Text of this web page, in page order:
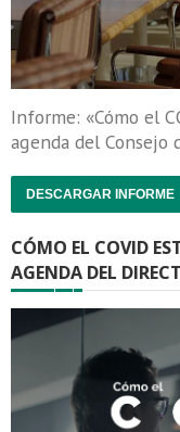
Informe: «Cómo el
agenda del Consejo
DESCARGAR INFORME
CÓMO EL COVID
AGENDA DEL